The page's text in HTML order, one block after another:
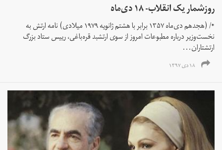
روزشمار یک انقلاب- ۱۸ دی‌ماه
*/ (هجدهم دی‌ماه ۱۳۵۷ برابر با هشتم ژانویه ۱۹۷۹ میلادی) نامه ارتش به
نخست‌وزیر درباره مطبوعات امروز از سوی ارتشبد قره‌باغی، رییس ستاد بزرگ
ارتشتاران...
۱۸ دی ۱۳۹۷